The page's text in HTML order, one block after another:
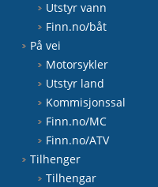
Utstyr vann
Finn.no/båt
På vei
Motorsykler
Utstyr land
Kommisjonssal
Finn.no/MC
Finn.no/ATV
Tilhenger
Tilhengar